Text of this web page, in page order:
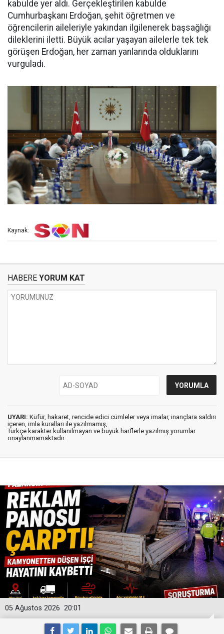
kabulde yer aldı. Gerçekleştirilen kabulde
Cumhurbaşkanı Erdoğan, şehit öğretmen ve
öğrencilerin aileleriyle yakından ilgilenerek başsağlığı
dileklerini iletti. Büyük acılar yaşayan ailelerle tek tek
görüşen Erdoğan, her zaman yanlarında olduklarını
vurguladı.
Kaynak:
HABERE YORUM KAT
UYARI: Küfür, hakaret, rencide edici cümleler veya imalar, inançlara saldırı
içeren, imla kuralları ile yazılmamış,
Türkçe karakter kullanılmayan ve büyük harflerle yazılmış yorumlar
onaylanmamaktadır.
20:01
05 Ağustos 2026